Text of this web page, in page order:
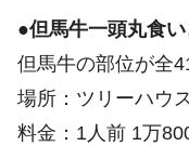
●但馬牛一頭丸食
但馬牛の部位が全
場所：ツリーハウ
料金：1人前 1万